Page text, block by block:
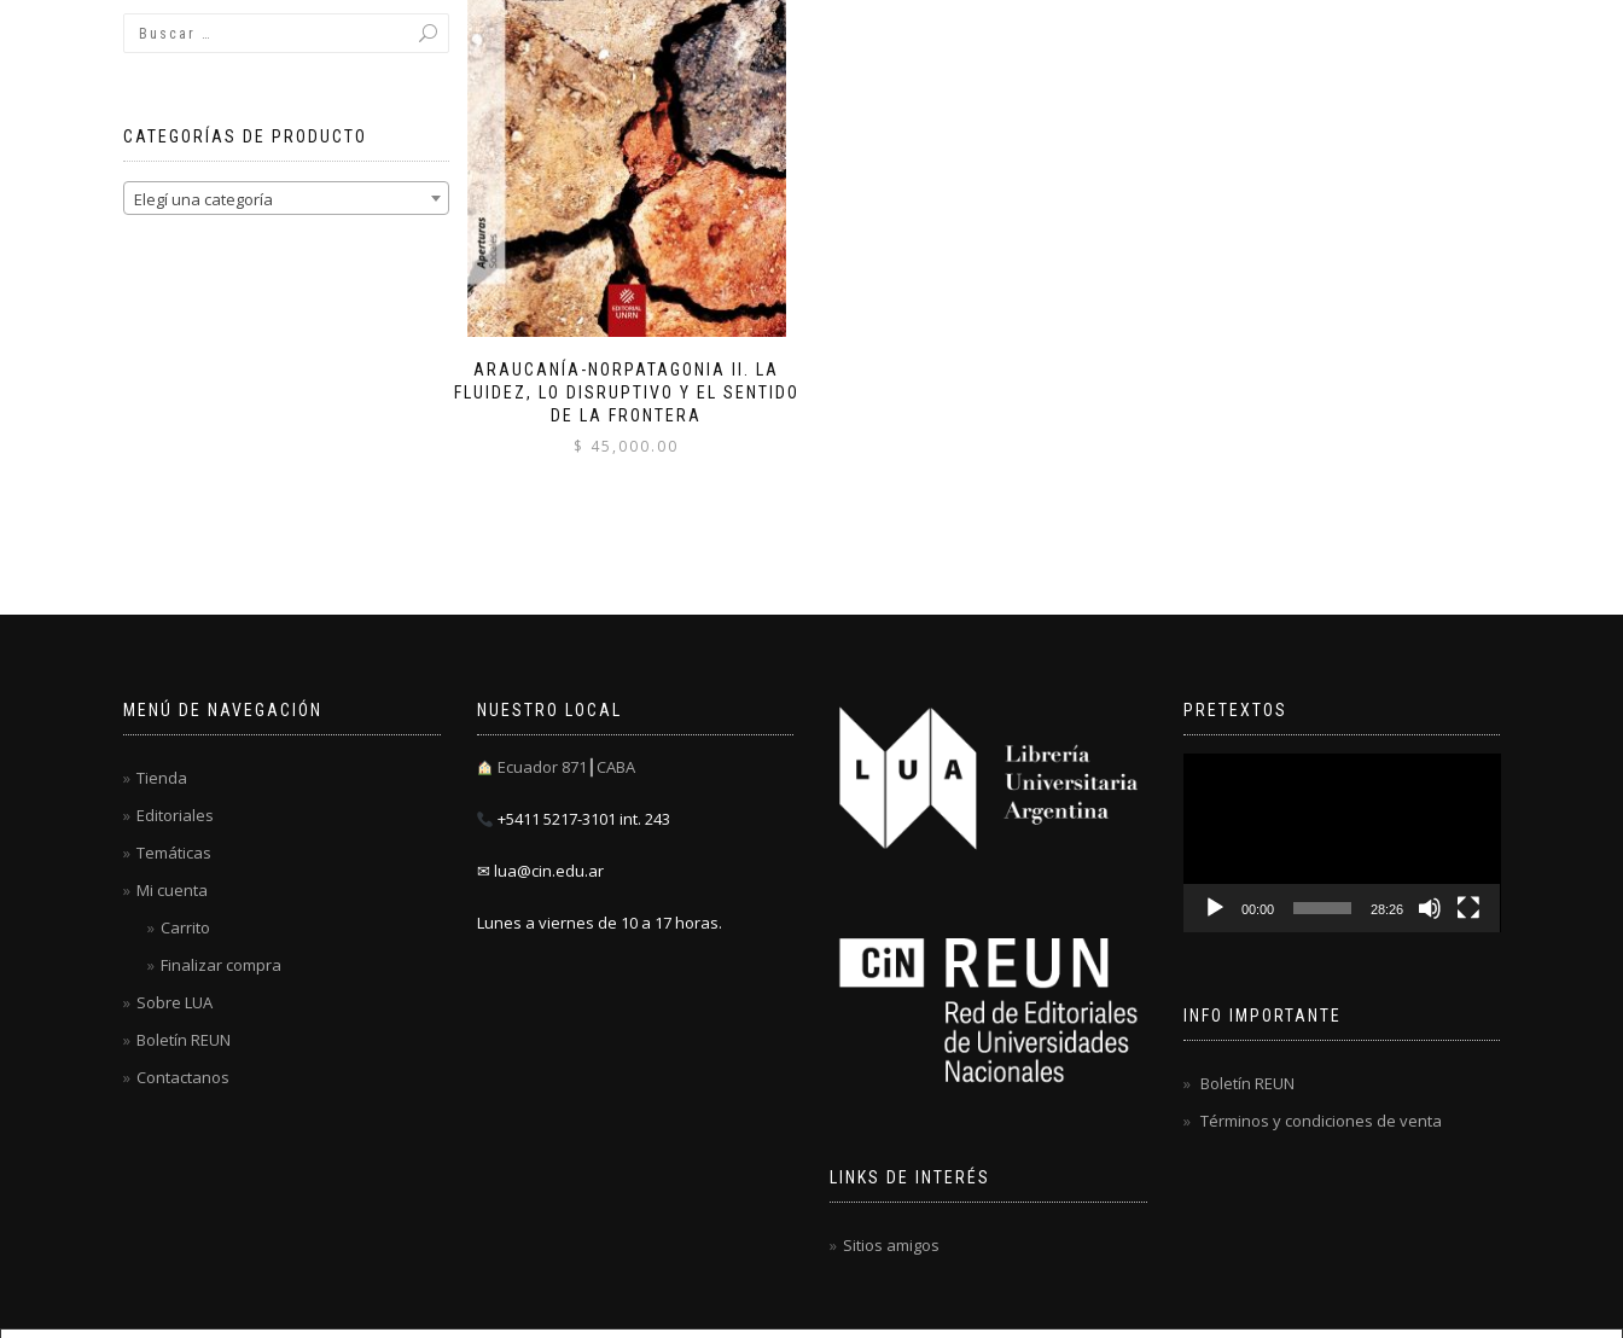
ARAUCANÍA-NORPATAGONIA II. LA
FLUIDEZ, LO DISRUPTIVO Y EL SENTIDO
DE LA FRONTERA
$ 45,000.00
CATEGORÍAS DE PRODUCTO
Elegí una categoría
MENÚ DE NAVEGACIÓN
Tienda
Editoriales
Temáticas
Mi cuenta
Carrito
Finalizar compra
Sobre LUA
Boletín REUN
Contactanos
NUESTRO LOCAL
Ecuador 871┃CABA
+5411 5217-3101 int. 243
✉ lua@cin.edu.ar
Lunes a viernes de 10 a 17 horas.
LINKS DE INTERÉS
Sitios amigos
PRETEXTOS
00:00 28:26
INFO IMPORTANTE
Boletín REUN
Términos y condiciones de venta